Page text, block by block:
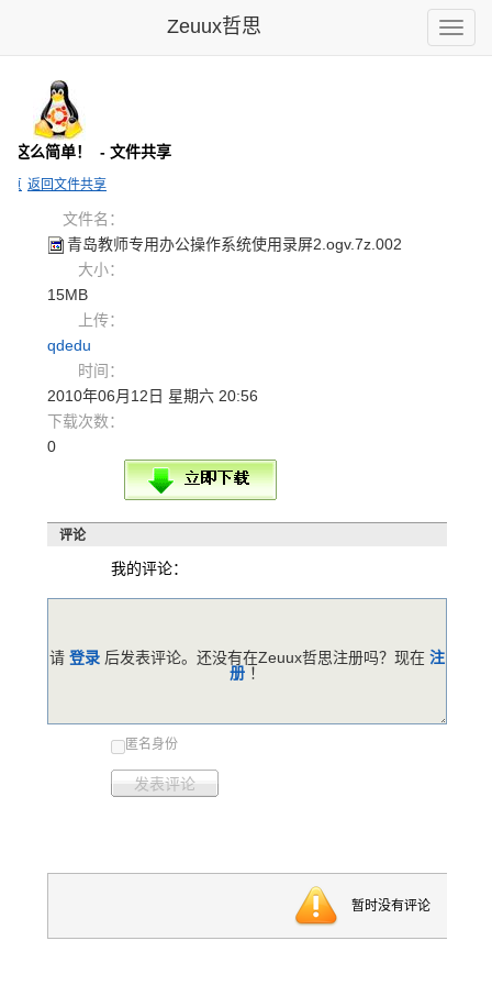
Toggle
Zeuux哲思
这么简单！ - 文件共享
页 返回文件共享
文件名：
青岛教师专用办公操作系统使用录屏2.ogv.7z. 002
大小：
15MB
上传：
qdedu
时间：
2010年06月12日 星期六 20:56
下载次数：
0
评论
我的评论：
匿名身份
发表评论
请 登录 后发表评论。还没有在Zeuux哲思注册吗？现在 注
册 ！
暂时没有评论